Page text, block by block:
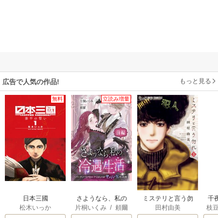
広告で人気の作品! もっと見る
無料
日本三國
松木いっか
立読み増量
さようなら、私の
冷遇生活 ～パーテ
片桐いくみ /頼爾
ミステリと言う勿
れ
田村由美
千
国
枝